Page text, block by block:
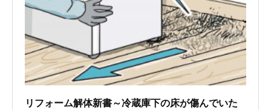
リフォーム解体新書～冷蔵庫下の床が傷んでいた